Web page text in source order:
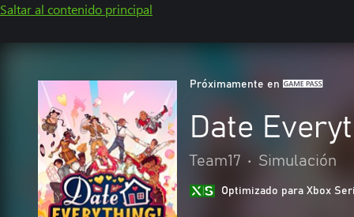
Saltar al contenido principal
Próximamente en
Date
Team17 • Simulación
Optimizado para Xbox